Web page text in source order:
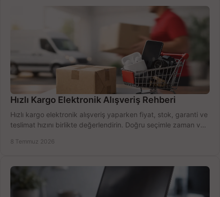
Hızlı Kargo Elektronik Alışveriş Rehberi
Hızlı kargo elektronik alışveriş yaparken fiyat, stok, garanti ve
teslimat hızını birlikte değerlendirin. Doğru seçimle zaman ve
8 Temmuz 2026